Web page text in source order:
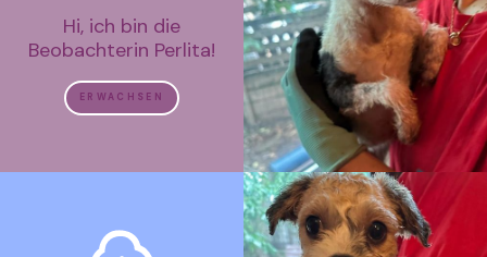
Hi, ich bin die
Beobachterin Perlita!
ERWACHSEN